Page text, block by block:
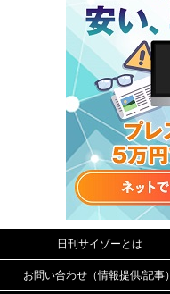
日刊サイゾーとは
お問い合わせ（情報提供/記事）